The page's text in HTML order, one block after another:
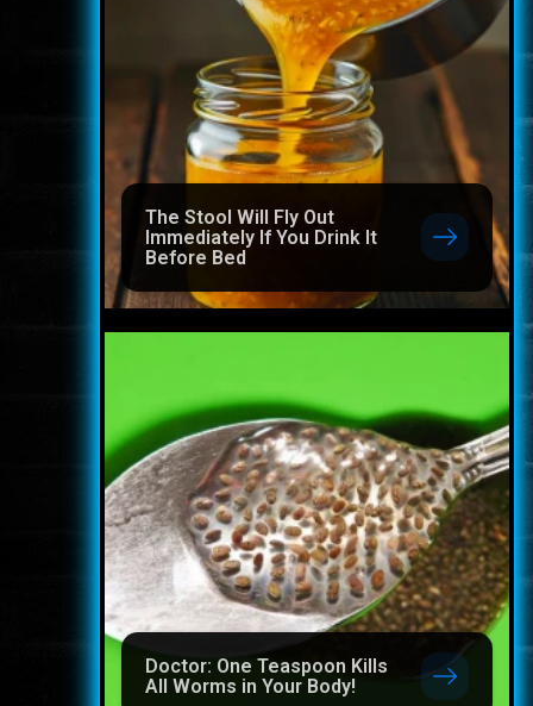
The Stool Will Fly Out
Immediately If You Drink It
Before Bed
Doctor: One Teaspoon Kills
All Worms in Your Body!